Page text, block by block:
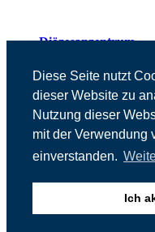
Diese Seite nutzt
dieser Website zu
Nutzung dieser
mit der Verwendung
einverstanden.
Ich
Diözesanzentrum
Kontakt
Datenschutz